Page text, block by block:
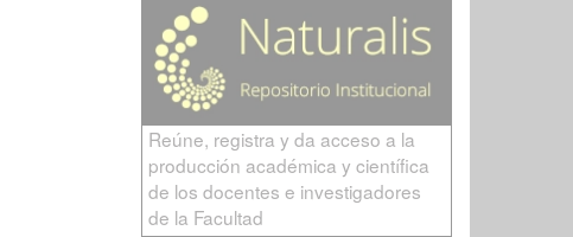
Reúne, registra y da acceso a la
producción académica y científica
de los docentes e investigadores
de la Facultad